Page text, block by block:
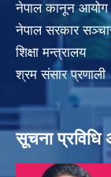
नेपाल कानून आयोग
नेपाल सरकार
शिक्षा मन्त्रालय
श्रम संसार प्रणाली
सूचना